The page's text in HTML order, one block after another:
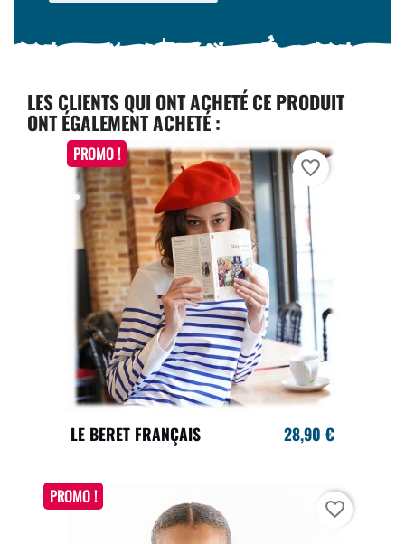
LES CLIENTS QUI ONT ACHETÉ CE PRODUIT
ONT ÉGALEMENT ACHETÉ :
LE BERET FRANÇAIS 28,90 €
PROMO !
favorite_border
PROMO !
favorite_border